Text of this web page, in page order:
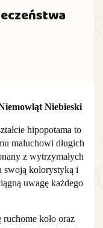
Niebieski
hipopotama to
maluchowi długich
z wytrzymałych
swoją kolorystyką i
uwagę każdego
koło oraz